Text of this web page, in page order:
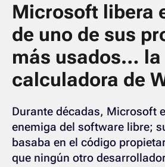
Microsoft libera
de uno de sus
más usados… la
calculadora de
Durante décadas, Microsoft
enemiga del software libre;
basaba en el código
que ningún otro